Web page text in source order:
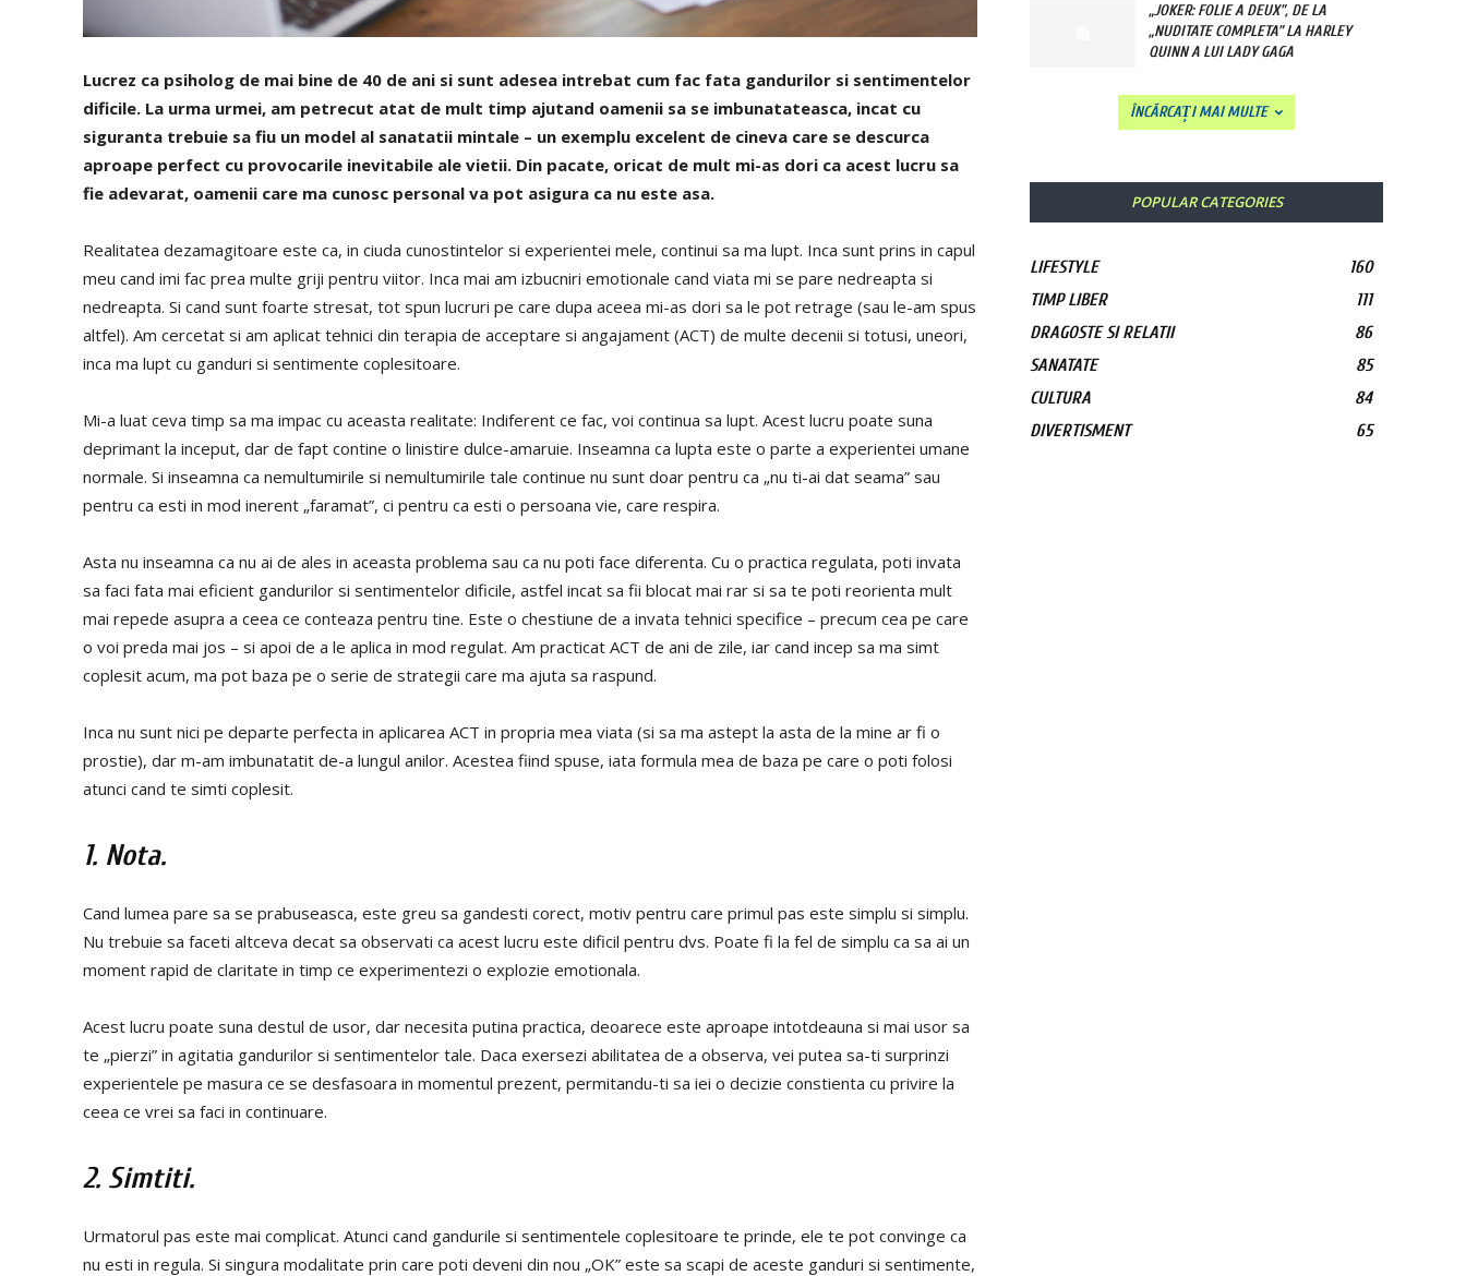
Lucrez ca psiholog de mai bine de 40 de ani si sunt adesea intrebat cum fac fata gandurilor si sentimentelor
dificile. La urma urmei, am petrecut atat de mult timp ajutand oamenii sa se imbunatateasca, incat cu
siguranta trebuie sa fiu un model al sanatatii mintale – un exemplu excelent de cineva care se descurca
aproape perfect cu provocarile inevitabile ale vietii. Din pacate, oricat de mult mi-as dori ca acest lucru sa
fie adevarat, oamenii care ma cunosc personal va pot asigura ca nu este asa.
Realitatea dezamagitoare este ca, in ciuda cunostintelor si experientei mele, continui sa ma lupt. Inca sunt prins in capul
meu cand imi fac prea multe griji pentru viitor. Inca mai am izbucniri emotionale cand viata mi se pare nedreapta si
nedreapta. Si cand sunt foarte stresat, tot spun lucruri pe care dupa aceea mi-as dori sa le pot retrage (sau le-am spus
altfel). Am cercetat si am aplicat tehnici din terapia de acceptare si angajament (ACT) de multe decenii si totusi, uneori,
inca ma lupt cu ganduri si sentimente coplesitoare.
Mi-a luat ceva timp sa ma impac cu aceasta realitate: Indiferent ce fac, voi continua sa lupt. Acest lucru poate suna
deprimant la inceput, dar de fapt contine o linistire dulce-amaruie. Inseamna ca lupta este o parte a experientei umane
normale. Si inseamna ca nemultumirile si nemultumirile tale continue nu sunt doar pentru ca „nu ti-ai dat seama” sau
pentru ca esti in mod inerent „faramat”, ci pentru ca esti o persoana vie, care respira.
Asta nu inseamna ca nu ai de ales in aceasta problema sau ca nu poti face diferenta. Cu o practica regulata, poti invata
sa faci fata mai eficient gandurilor si sentimentelor dificile, astfel incat sa fii blocat mai rar si sa te poti reorienta mult
mai repede asupra a ceea ce conteaza pentru tine. Este o chestiune de a invata tehnici specifice – precum cea pe care
o voi preda mai jos – si apoi de a le aplica in mod regulat. Am practicat ACT de ani de zile, iar cand incep sa ma simt
coplesit acum, ma pot baza pe o serie de strategii care ma ajuta sa raspund.
Inca nu sunt nici pe departe perfecta in aplicarea ACT in propria mea viata (si sa ma astept la asta de la mine ar fi o
prostie), dar m-am imbunatatit de-a lungul anilor. Acestea fiind spuse, iata formula mea de baza pe care o poti folosi
atunci cand te simti coplesit.
1. Nota.
Cand lumea pare sa se prabuseasca, este greu sa gandesti corect, motiv pentru care primul pas este simplu si simplu.
Nu trebuie sa faceti altceva decat sa observati ca acest lucru este dificil pentru dvs. Poate fi la fel de simplu ca sa ai un
moment rapid de claritate in timp ce experimentezi o explozie emotionala.
Acest lucru poate suna destul de usor, dar necesita putina practica, deoarece este aproape intotdeauna si mai usor sa
te „pierzi” in agitatia gandurilor si sentimentelor tale. Daca exersezi abilitatea de a observa, vei putea sa-ti surprinzi
experientele pe masura ce se desfasoara in momentul prezent, permitandu-ti sa iei o decizie constienta cu privire la
ceea ce vrei sa faci in continuare.
2. Simtiti.
Urmatorul pas este mai complicat. Atunci cand gandurile si sentimentele coplesitoare te prinde, ele te pot convinge ca
nu esti in regula. Si singura modalitate prin care poti deveni din nou „OK” este sa scapi de aceste ganduri si sentimente,
„JOKER: FOLIE A DEUX”, DE LA
„NUDITATE COMPLETA” LA HARLEY
QUINN A LUI LADY GAGA
ÎNCĂRCAȚI MAI MULTE
POPULAR CATEGORIES
LIFESTYLE
160
TIMP LIBER
111
DRAGOSTE SI RELATII
86
SANATATE
85
CULTURA
84
DIVERTISMENT
65